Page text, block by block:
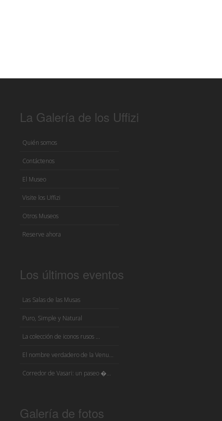
La Galería de los Uffizi
Quién somos
Contáctenos
El Museo
Visite los Uffizi
Otros Museos
Reserve ahora
Los últimos eventos
Las Salas de las Musas
Puro, Simple y Natural
La colección de iconos rusos ...
El nombre verdadero de la Venu...
Corredor de Vasari: un paseo �...
Galería de fotos